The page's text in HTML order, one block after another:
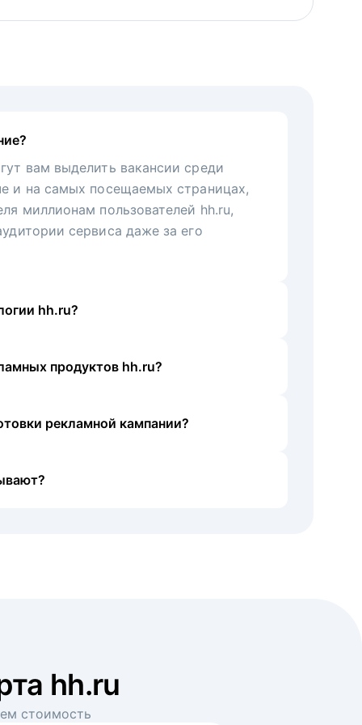
вам выделить вакансии среди
и на самых посещаемых страницах,
миллионам пользователей hh.ru,
сервиса даже за его
hh.ru?
продуктов hh.ru?
рекламной кампании?
hh.ru
стоимость